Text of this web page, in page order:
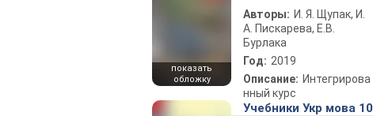
показать
обложку
Авторы: И. Я. Щупак, И.
А. Пискарева, Е.В.
Бурлака
Год: 2019
Описание: Интегрирова
нный курс
Учебники Укр мова 10